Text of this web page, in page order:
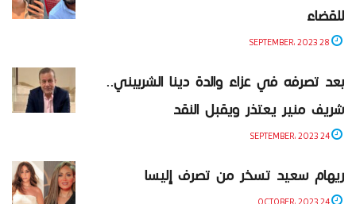
للقضاء
بعد تصرفه في عزاء والدة دينا الشربيني..
شريف منير يعتذر ويقبل النقد
ريهام سعيد تسخر من تصرف إليسا